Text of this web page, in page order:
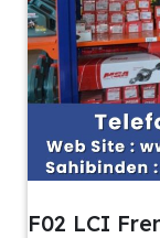
F02 LCI